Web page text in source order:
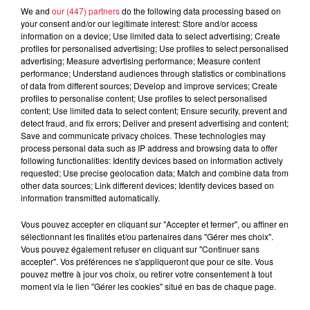
À découvrir également
We and our (447) partnersdo the following data processing based on
your consent and/or our legitimate interest: Store and/or access
information on a device; Use limited data to select advertising; Create
profiles for personalised advertising; Use profiles to select personalised
advertising; Measure advertising performance; Measure content
performance; Understand audiences through statistics or combinations
of data from different sources; Develop and improve services; Create
profiles to personalise content; Use profiles to select personalised
content; Use limited data to select content; Ensure security, prevent and
detect fraud, and fix errors; Deliver and present advertising and content;
Save and communicate privacy choices. These technologies may
process personal data such as IP address and browsing data to offer
following functionalities: Identify devices based on information actively
requested; Use precise geolocation data; Match and combine data from
other data sources; Link different devices; Identify devices based on
information transmitted automatically.
Vous pouvez accepter en cliquant sur "Accepter et fermer", ou affiner en
sélectionnant les finalités et/ou partenaires dans "Gérer mes choix".
Vous pouvez également refuser en cliquant sur "Continuer sans
accepter". Vos préférences ne s'appliqueront que pour ce site. Vous
pouvez mettre à jour vos choix, ou retirer votre consentement à tout
moment via le lien "Gérer les cookies" situé en bas de chaque page.